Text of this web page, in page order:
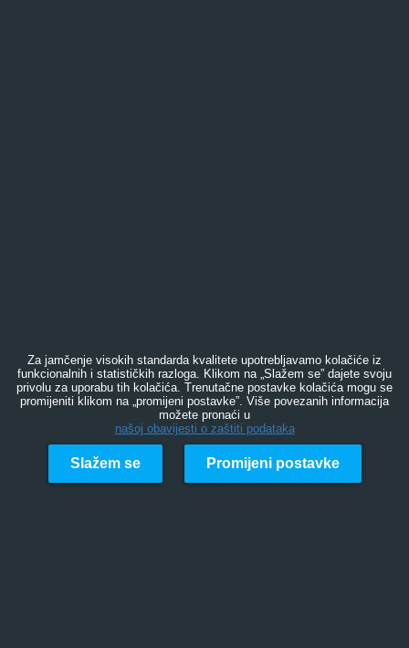
Za jamčenje visokih standarda kvalitete upotrebljavamo kolačiće iz
funkcionalnih i statističkih razloga. Klikom na „Slažem se” dajete svoju
privolu za uporabu tih kolačića. Trenutačne postavke kolačića mogu se
promijeniti klikom na „promijeni postavke”. Više povezanih informacija
možete pronaći u
našoj obavijesti o zaštiti podataka
Slažem se Promijeni postavke